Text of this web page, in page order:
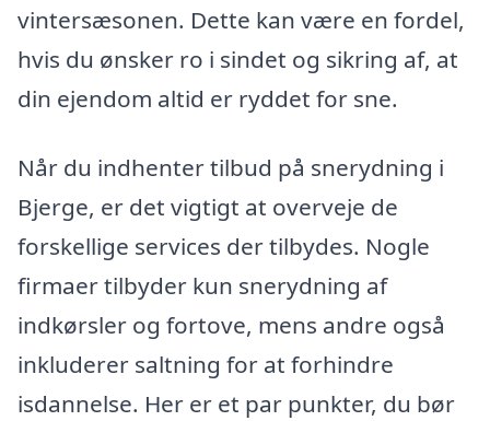
vintersæsonen. Dette kan være en fordel,
hvis du ønsker ro i sindet og sikring af, at
din ejendom altid er ryddet for sne.
Når du indhenter tilbud på snerydning i
Bjerge, er det vigtigt at overveje de
forskellige services der tilbydes. Nogle
firmaer tilbyder kun snerydning af
indkørsler og fortove, mens andre også
inkluderer saltning for at forhindre
isdannelse. Her er et par punkter, du bør